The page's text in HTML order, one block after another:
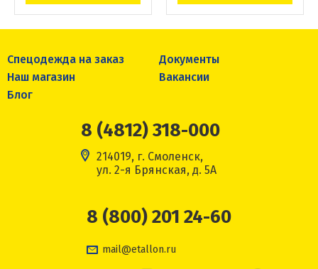
Спецодежда на заказ
Документы
Наш магазин
Вакансии
Блог
8 (4812) 318-000
214019, г. Смоленск,
ул. 2-я Брянская, д. 5А
8 (800) 201 24-60
mail@etallon.ru